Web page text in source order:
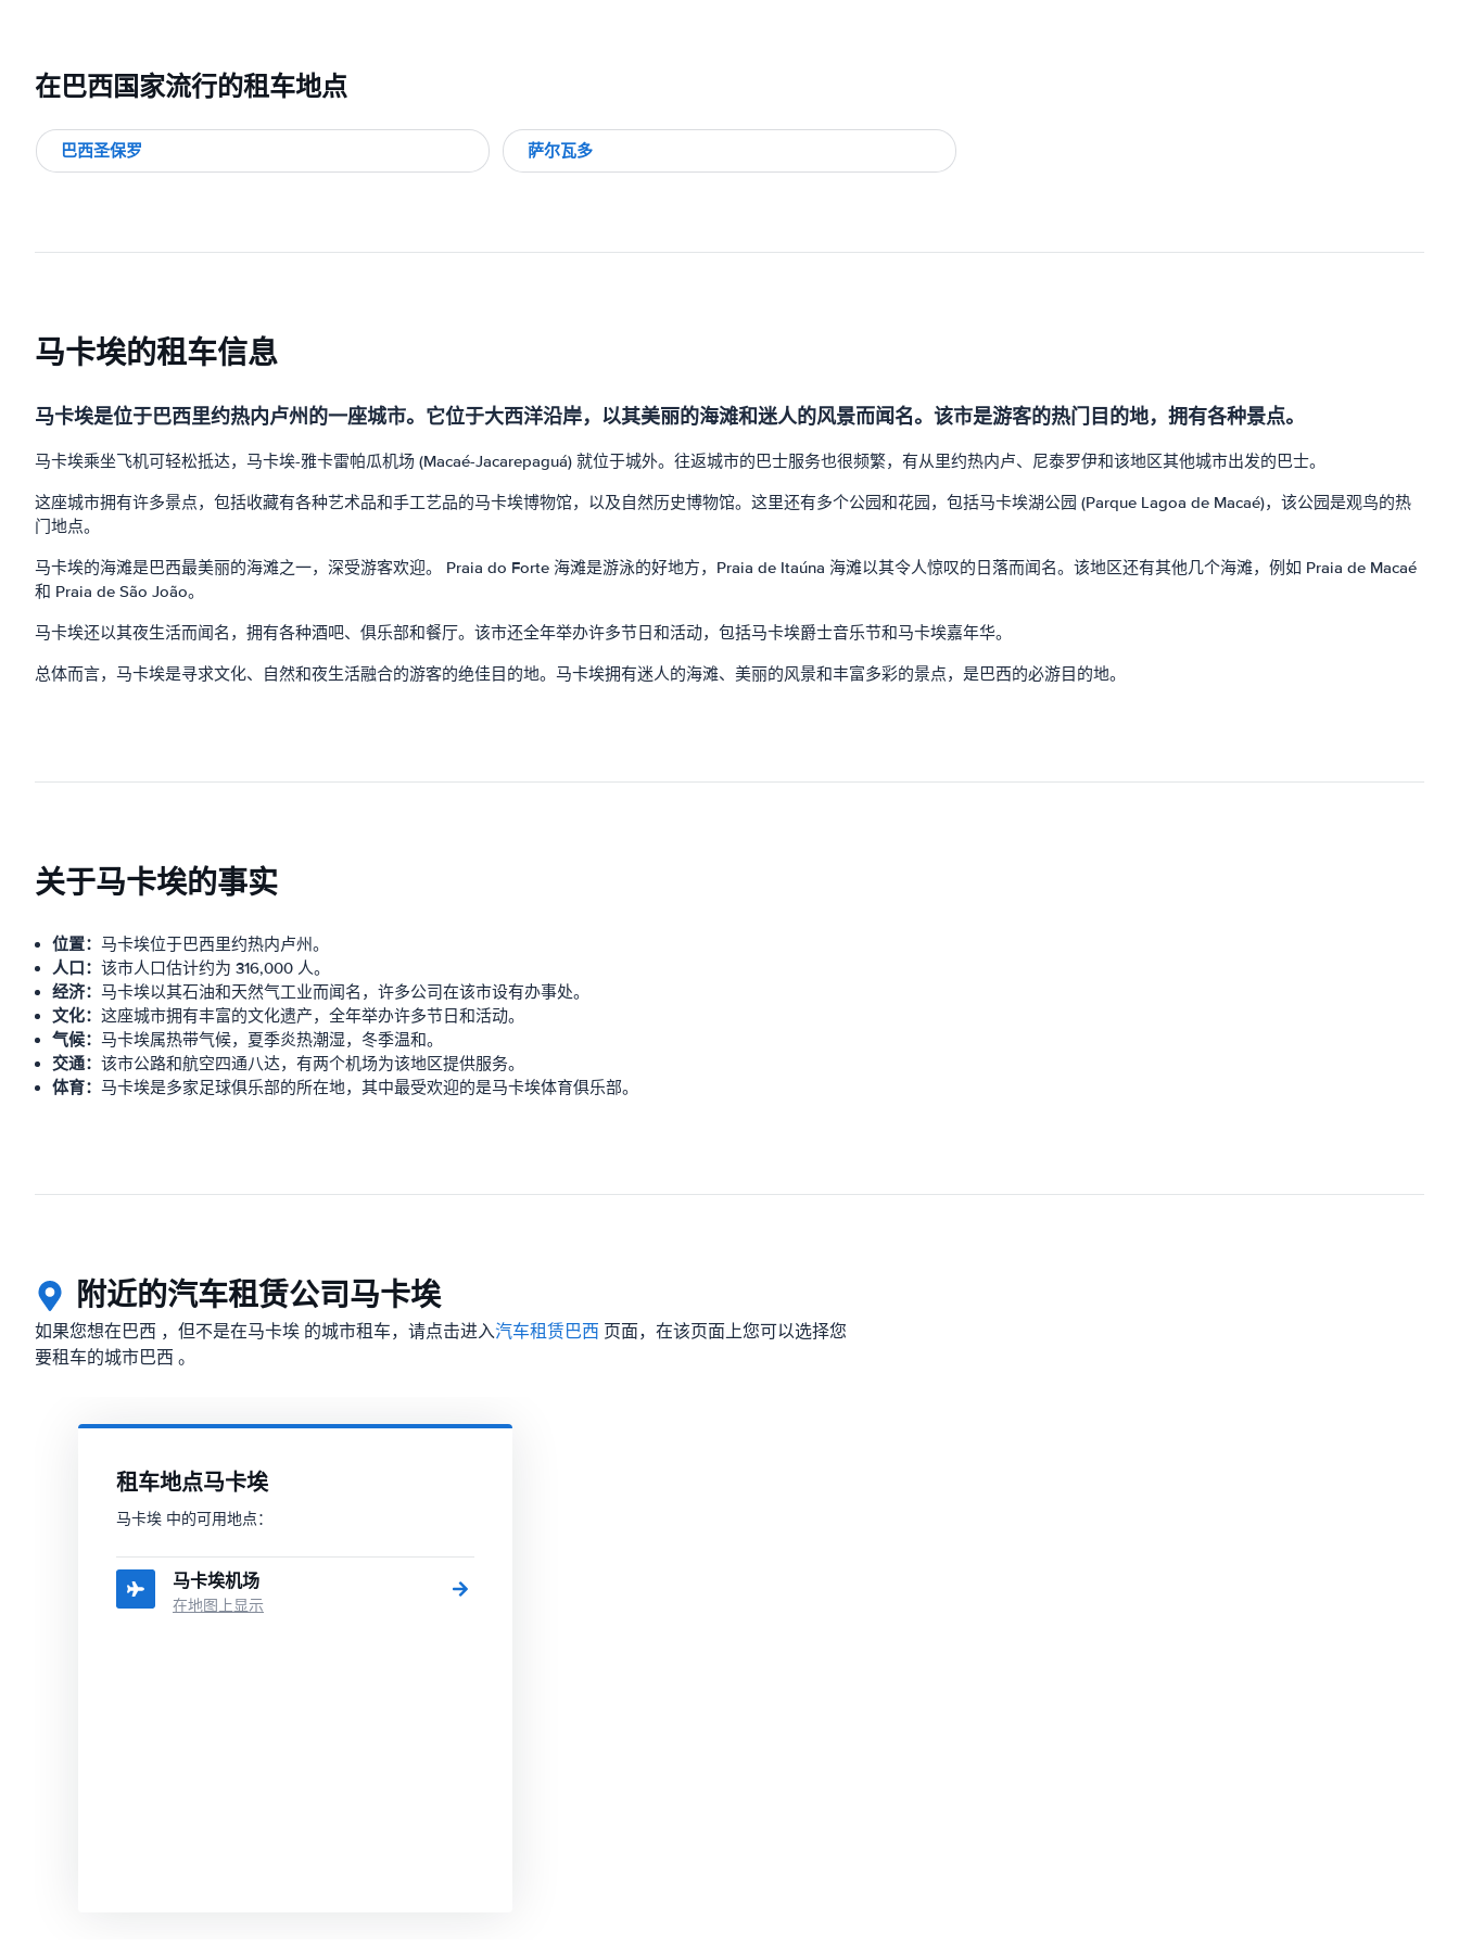
在巴西国家流行的租车地点
巴西圣保罗 萨尔瓦多
马卡埃的租车信息
马卡埃是位于巴西里约热内卢州的一座城市。它位于大西洋沿岸，以其美丽的海滩和迷人的风景而闻名。该市是游客的热门目的地，拥有各种景点。
马卡埃乘坐飞机可轻松抵达，马卡埃-雅卡雷帕瓜机场 (Macaé-Jacarepaguá) 就位于城外。往返城市的巴士服务也很频繁，有从里约热内卢、尼泰罗伊和该地区其他城市出发的巴士。
这座城市拥有许多景点，包括收藏有各种艺术品和手工艺品的马卡埃博物馆，以及自然历史博物馆。这里还有多个公园和花园，包括马卡埃湖公园 (Parque Lagoa de Macaé)，该公园是观鸟的热
门地点。
马卡埃的海滩是巴西最美丽的海滩之一，深受游客欢迎。 Praia do Forte 海滩是游泳的好地方，Praia de Itaúna 海滩以其令人惊叹的日落而闻名。该地区还有其他几个海滩，例如 Praia de Macaé
和 Praia de São João。
马卡埃还以其夜生活而闻名，拥有各种酒吧、俱乐部和餐厅。该市还全年举办许多节日和活动，包括马卡埃爵士音乐节和马卡埃嘉年华。
总体而言，马卡埃是寻求文化、自然和夜生活融合的游客的绝佳目的地。马卡埃拥有迷人的海滩、美丽的风景和丰富多彩的景点，是巴西的必游目的地。
关于马卡埃的事实
位置： 马卡埃位于巴西里约热内卢州。
人口： 该市人口估计约为 316,000 人。
经济： 马卡埃以其石油和天然气工业而闻名，许多公司在该市设有办事处。
文化： 这座城市拥有丰富的文化遗产，全年举办许多节日和活动。
气候： 马卡埃属热带气候，夏季炎热潮湿，冬季温和。
交通： 该市公路和航空四通八达，有两个机场为该地区提供服务。
体育： 马卡埃是多家足球俱乐部的所在地，其中最受欢迎的是马卡埃体育俱乐部。
附近的汽车租赁公司马卡埃
如果您想在巴西 ，但不是在马卡埃 的城市租车，请点击进入汽车租赁巴西 页面，在该页面上您可以选择您
要租车的城市巴西 。
租车地点马卡埃
马卡埃 中的可用地点：
马卡埃机场
在地图上显示